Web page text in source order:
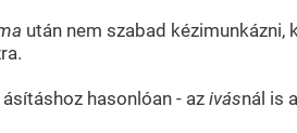
után nem szabad
hasonlóan - az ivásnál is